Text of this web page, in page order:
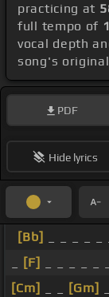
practicing at
full tempo of
vocal depth
song's original
PDF
Hide lyrics
[Bb]
[F]
[Cm]
[Gm]